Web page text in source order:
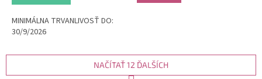
MINIMÁLNA TRVANLIVOSŤ DO:
30/9/2026
NAČÍTAŤ 12 ĎALŠÍCH